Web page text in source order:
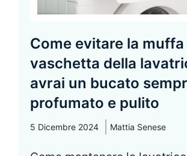
Come evitare la muffa
vaschetta della
avrai un bucato
profumato e pulito
5 Dicembre 2024 Mattia Senese